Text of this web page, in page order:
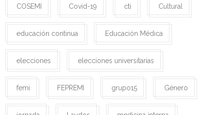
COSEMI Covid-19 cti Cultural
educación continua Educación Médica
elecciones elecciones universitarias
femi FEPREMI grupo15 Género